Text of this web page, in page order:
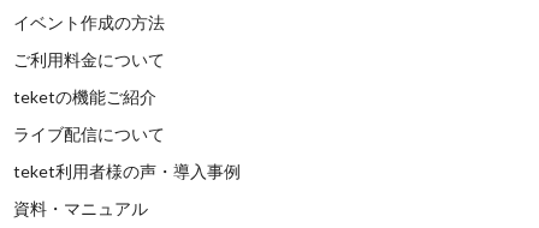
イベント作成の方法
ご利用料金について
teketの機能ご紹介
ライブ配信について
teket利用者様の声・導入事例
資料・マニュアル